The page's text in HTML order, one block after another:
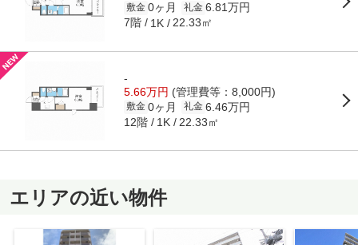
敷金 0ヶ月 礼金 6.81万円
7階 1K 22.33㎡
-
5.66万円 (管理費等：8,000円)
敷金 0ヶ月 礼金 6.46万円
12階 1K 22.33㎡
エリアの近い物件